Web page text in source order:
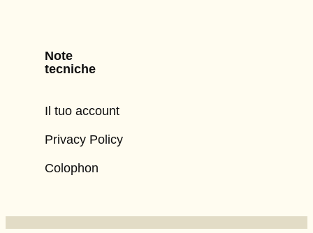
Note
tecniche
Il tuo account
Privacy Policy
Colophon